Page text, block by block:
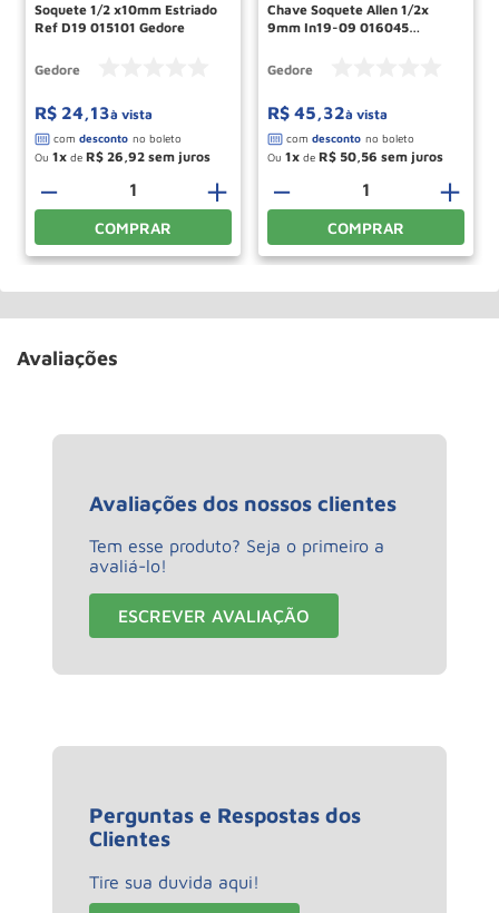
Soquete 1/2 x10mm Estriado
Ref D19 015101 Gedore
Gedore
R$ 24,13à vista
Ou 1 de R$ 26,92
＋
－
COMPRAR
Chave Soquete Allen 1/2x
9mm In19-09 016045
Gedore
R$ 45,32à vista
Ou 1 de R$ 50,56
＋
－
COMPRAR
Avaliações
Avaliações dos nossos clientes
Tem esse produto? Seja o primeiro a
avaliá-lo!
ESCREVER AVALIAÇÃO
Perguntas e Respostas dos
Clientes
Tire sua duvida aqui!